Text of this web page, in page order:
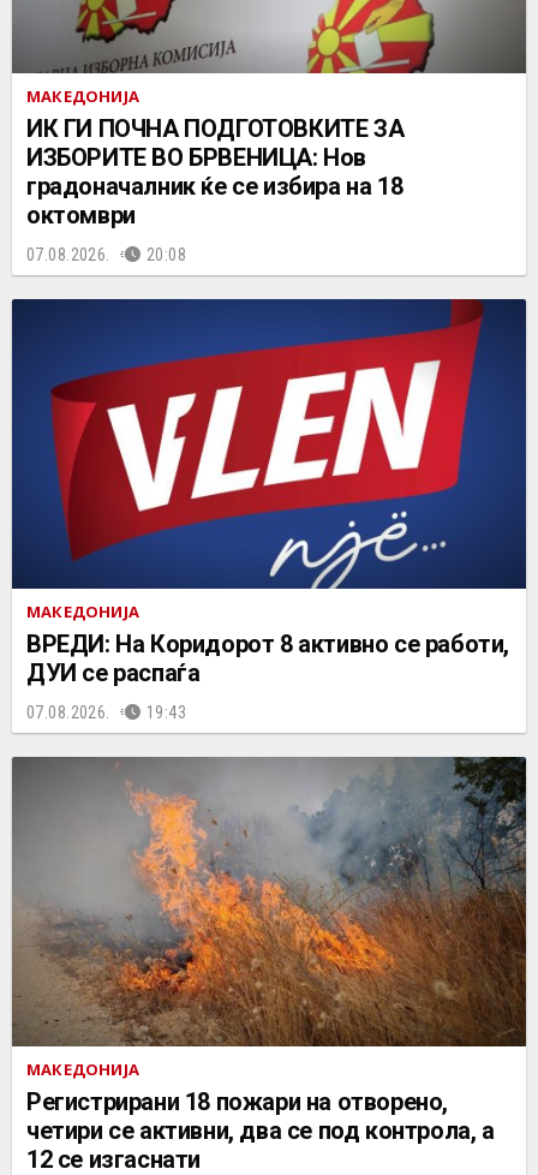
МАКЕДОНИЈА
ИК ГИ ПОЧНА ПОДГОТОВКИТЕ ЗА
ИЗБОРИТЕ ВО БРВЕНИЦА: Нов
градоначалник ќе се избира на 18
октомври
07.08.2026. 20:08
МАКЕДОНИЈА
ВРЕДИ: На Коридорот 8 активно се работи,
ДУИ се распаѓа
07.08.2026. 19:43
МАКЕДОНИЈА
Регистрирани 18 пожари на отворено,
четири се активни, два се под контрола, а
12 се изгаснати